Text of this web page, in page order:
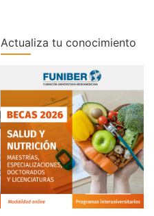
Actualiza tu conocimiento